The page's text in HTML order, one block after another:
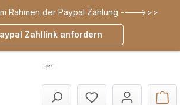
Rahmen der Paypal Zahlung ---->>>
Zahllink anfordern